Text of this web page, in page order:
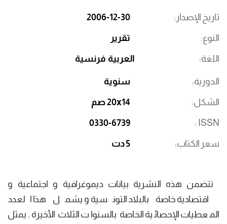
تاريخ الإصدار 2006-12-30
النوع تقرير
اللغة العربية فرنسية
الدورية سنوية
الشكل 20x14 صم
ISSN
0330-6739
سعر الكتاب 5 دت
تتضمن هذه النشرية بيانات ديموغرافية و اجتماعية و
اقتصادية خاصة بالبلاد التونسية و يشمل هذا العدد
المعطيات الإحصائية الخاصة بالسنوات الثلاث الأخيرة. يمثل